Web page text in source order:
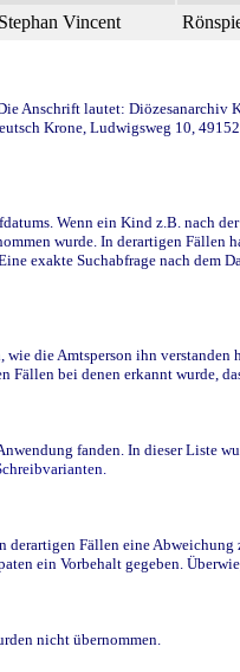
Stephan Vincent
lautet:
Krone, Ludwigsweg 10,
Wenn ein Kind z.B. nach
wurde. In derartigen Fällen
exakte Suchabfrage nach dem
die Amtsperson ihn verstanden
bei denen erkannt wurde,
fanden. In dieser Liste
Fällen eine
ein Vorbehalt gegeben.
nicht übernommen.